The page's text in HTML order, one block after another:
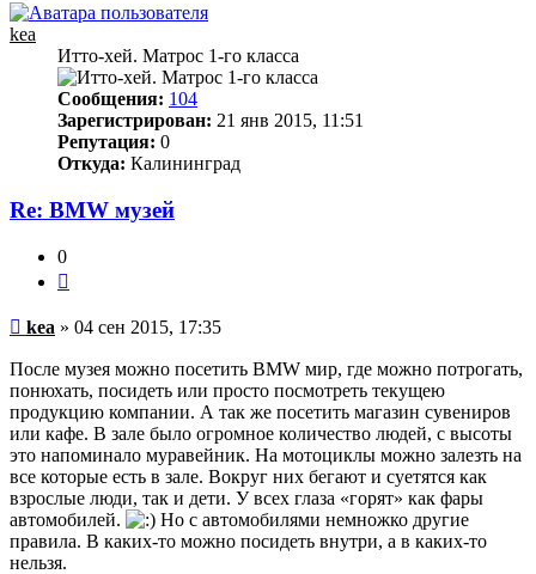
kea
Итто-хей. Матрос 1-го класса
Сообщения: 104
Зарегистрирован: 21 янв 2015, 11:51
Репутация: 0
Откуда: Калининград
Re: BMW музей
0
Непрочитанное
kea » 04 сен 2015, 17:35
После музея можно посетить BMW мир, где можно потрогать,
понюхать, посидеть или просто посмотреть текущею
продукцию компании. А так же посетить магазин сувениров
или кафе. В зале было огромное количество людей, с высоты
это напоминало муравейник. На мотоциклы можно залезть на
все которые есть в зале. Вокруг них бегают и суетятся как
взрослые люди, так и дети. У всех глаза «горят» как фары
автомобилей.
Но с автомобилями немножко другие
правила. В каких-то можно посидеть внутри, а в каких-то
нельзя.